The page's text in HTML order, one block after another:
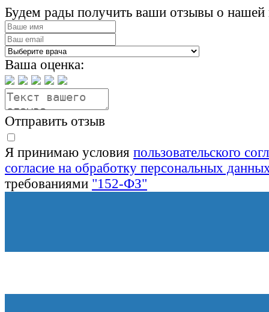
Будем рады получить ваши отзывы о нашей
Ваша оценка:
Отправить отзыв
Я принимаю условия пользовательского
согласие на обработку персональных
требованиями "152-ФЗ"